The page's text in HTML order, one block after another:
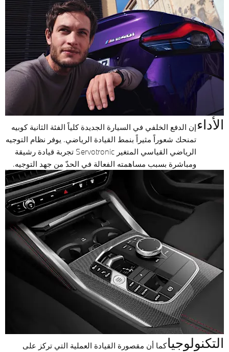
الأداءإن الدفع الخلفي في السيارة الجديدة كلياً الفئة الثانية كوبيه
تمنحك شعوراً مثيراً بنمط القيادة الرياضي. يوفر نظام التوجيه
الرياضي القياسي المتغير Servotronic تجربة قيادة رشيقة
ومباشرة بسبب مساهمته الفعالة في الحدّ من جهد التوجيه.
التكنولوجياكما أن مقصورة القيادة العملية التي تركز على